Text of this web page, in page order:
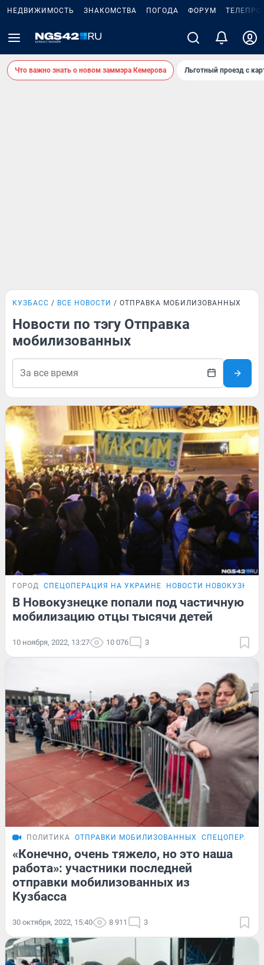
НЕДВИЖИМОСТЬ ЗНАКОМСТВА ПОГОДА ФОРУМ
Что важно знать о новом заммэра Кемерова Льготный проезд с
КУЗБАСС ВСЕ НОВОСТИ ОТПРАВКА МОБИЛИЗОВАННЫХ
Новости по тэгу Отправка
мобилизованных
ГОРОД СПЕЦОПЕРАЦИЯ НА УКРАИНЕ НОВОСТИ
В Новокузнецке попали под частичную
мобилизацию отцы тысячи детей
10 ноября, 2022, 13:27 10 076 3
ПОЛИТИКА ОТПРАВКИ МОБИЛИЗОВАННЫХ
«Конечно, очень тяжело, но это наша
работа»: участники последней
отправки мобилизованных из
Кузбасса
30 октября, 2022, 15:40 8 911 3